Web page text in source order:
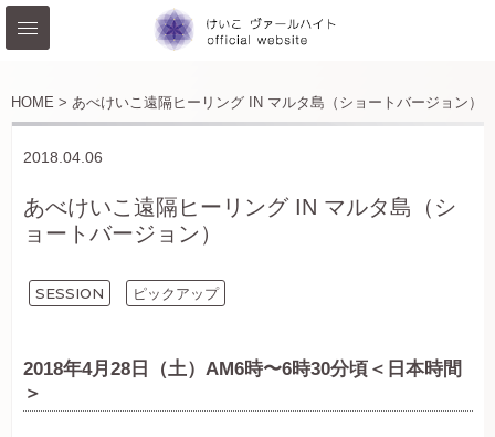
HOME > あべけいこ遠隔ヒーリング IN マルタ島（ショートバージョン）
2018.04.06
あべけいこ遠隔ヒーリング IN マルタ島（シ
ョートバージョン）
SESSION ピックアップ
2018年4月28日（土）AM6時〜6時30分頃＜日本時間
＞